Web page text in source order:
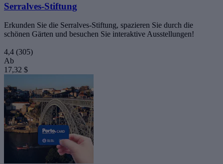
Serralves-Stiftung
Erkunden Sie die Serralves-Stiftung, spazieren Sie durch die
schönen Gärten und besuchen Sie interaktive Ausstellungen!
4,4 (305)
Ab
17,32 $